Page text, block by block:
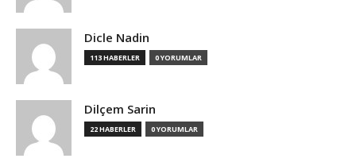
Dicle Nadin
113 HABERLER 0 YORUMLAR
Dilçem Sarin
22 HABERLER 0 YORUMLAR